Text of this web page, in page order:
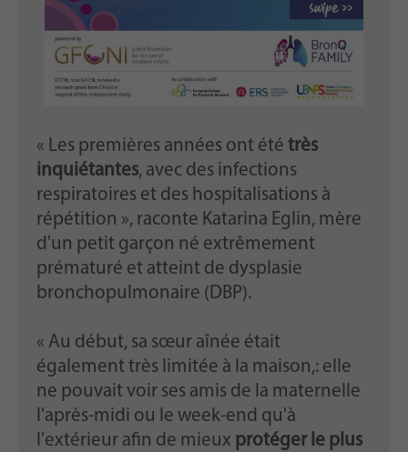
« Les premières années ont été très
inquiétantes, avec des infections
respiratoires et des hospitalisations à
répétition », raconte Katarina Eglin, mère
d'un petit garçon né extrêmement
prématuré et atteint de dysplasie
bronchopulmonaire (DBP).
« Au début, sa sœur aînée était
également très limitée à la maison,: elle
ne pouvait voir ses amis de la maternelle
l'après-midi ou le week-end qu'à
l'extérieur afin de mieux protéger le plus